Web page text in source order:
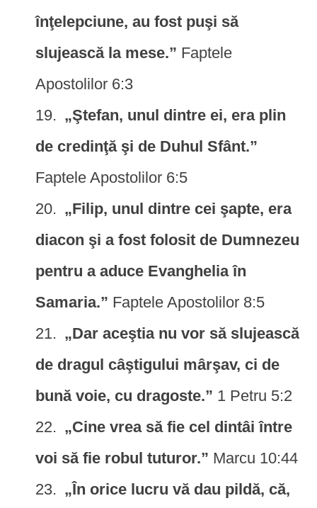
înţelepciune, au fost puşi să
slujească la mese.” Faptele
Apostolilor 6:3
„Ştefan, unul dintre ei, era plin
de credinţă şi de Duhul Sfânt.”
Faptele Apostolilor 6:5
„Filip, unul dintre cei şapte, era
diacon şi a fost folosit de Dumnezeu
pentru a aduce Evanghelia în
Samaria.” Faptele Apostolilor 8:5
„Dar aceştia nu vor să slujească
de dragul câştigului mârşav, ci de
bună voie, cu dragoste.” 1 Petru 5:2
„Cine vrea să fie cel dintâi între
voi să fie robul tuturor.” Marcu 10:44
„În orice lucru vă dau pildă, că,